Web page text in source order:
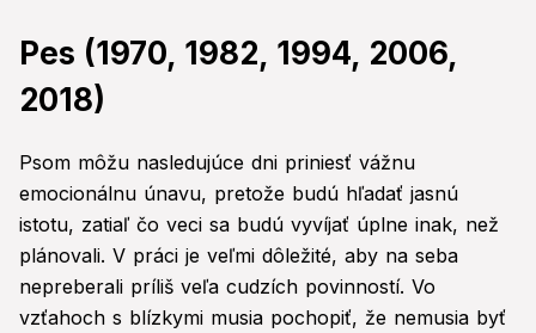
Pes (1970, 1982, 1994, 2006,
2018)
Psom môžu nasledujúce dni priniesť vážnu
emocionálnu únavu, pretože budú hľadať jasnú
istotu, zatiaľ čo veci sa budú vyvíjať úplne inak, než
plánovali. V práci je veľmi dôležité, aby na seba
nepreberali príliš veľa cudzích povinností. Vo
vzťahoch s blízkymi musia pochopiť, že nemusia byť